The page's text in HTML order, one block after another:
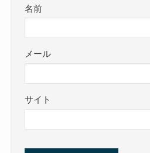
名前
メール
サイト